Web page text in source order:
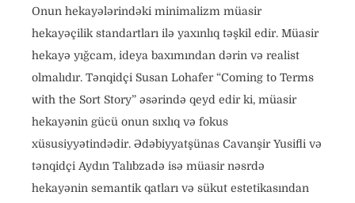
Onun hekayələrindəki minimalizm müasir
hekayəçilik standartları ilə yaxınlıq təşkil edir. Müasir
hekayə yığcam, ideya baxımından dərin və realist
olmalıdır. Tənqidçi Susan Lohafer “Coming to Terms
with the Sort Story” əsərində qeyd edir ki, müasir
hekayənin gücü onun sıxlıq və fokus
xüsusiyyətindədir. Ədəbiyyatşünas Cavanşir Yusifli və
tənqidçi Aydın Talıbzadə isə müasir nəsrdə
hekayənin semantik qatları və sükut estetikasından